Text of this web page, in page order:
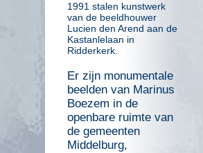
1991 stalen kunstwerk
van de beeldhouwer
Lucien den Arend aan de
Kastanlelaan in
Ridderkerk.
Er zijn monumentale
beelden van Marinus
Boezem in de
openbare ruimte van
de gemeenten
Middelburg,